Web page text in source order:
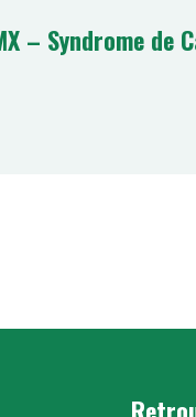
– Syndrome de